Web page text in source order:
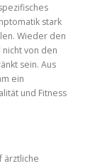
stark
Wieder den
von den
sein. Aus
ein
und Fitness
ärztliche